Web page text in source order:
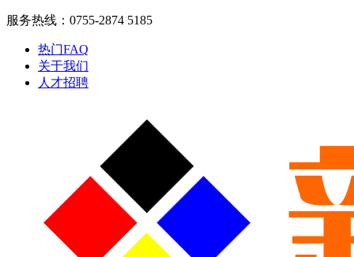
服务热线：0755-2874 5185
热门FAQ
关于我们
人才招聘